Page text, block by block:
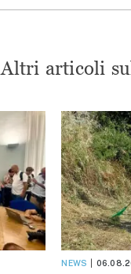
Altri articoli
NEWS